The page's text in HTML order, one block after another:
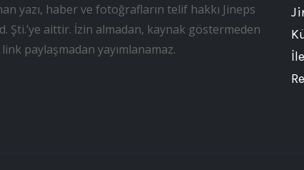
yazı, haber ve fotoğrafların telif hakkı Jineps
Şti.’ye aittir. İzin almadan, kaynak göstermeden
paylaşmadan yayımlanamaz.